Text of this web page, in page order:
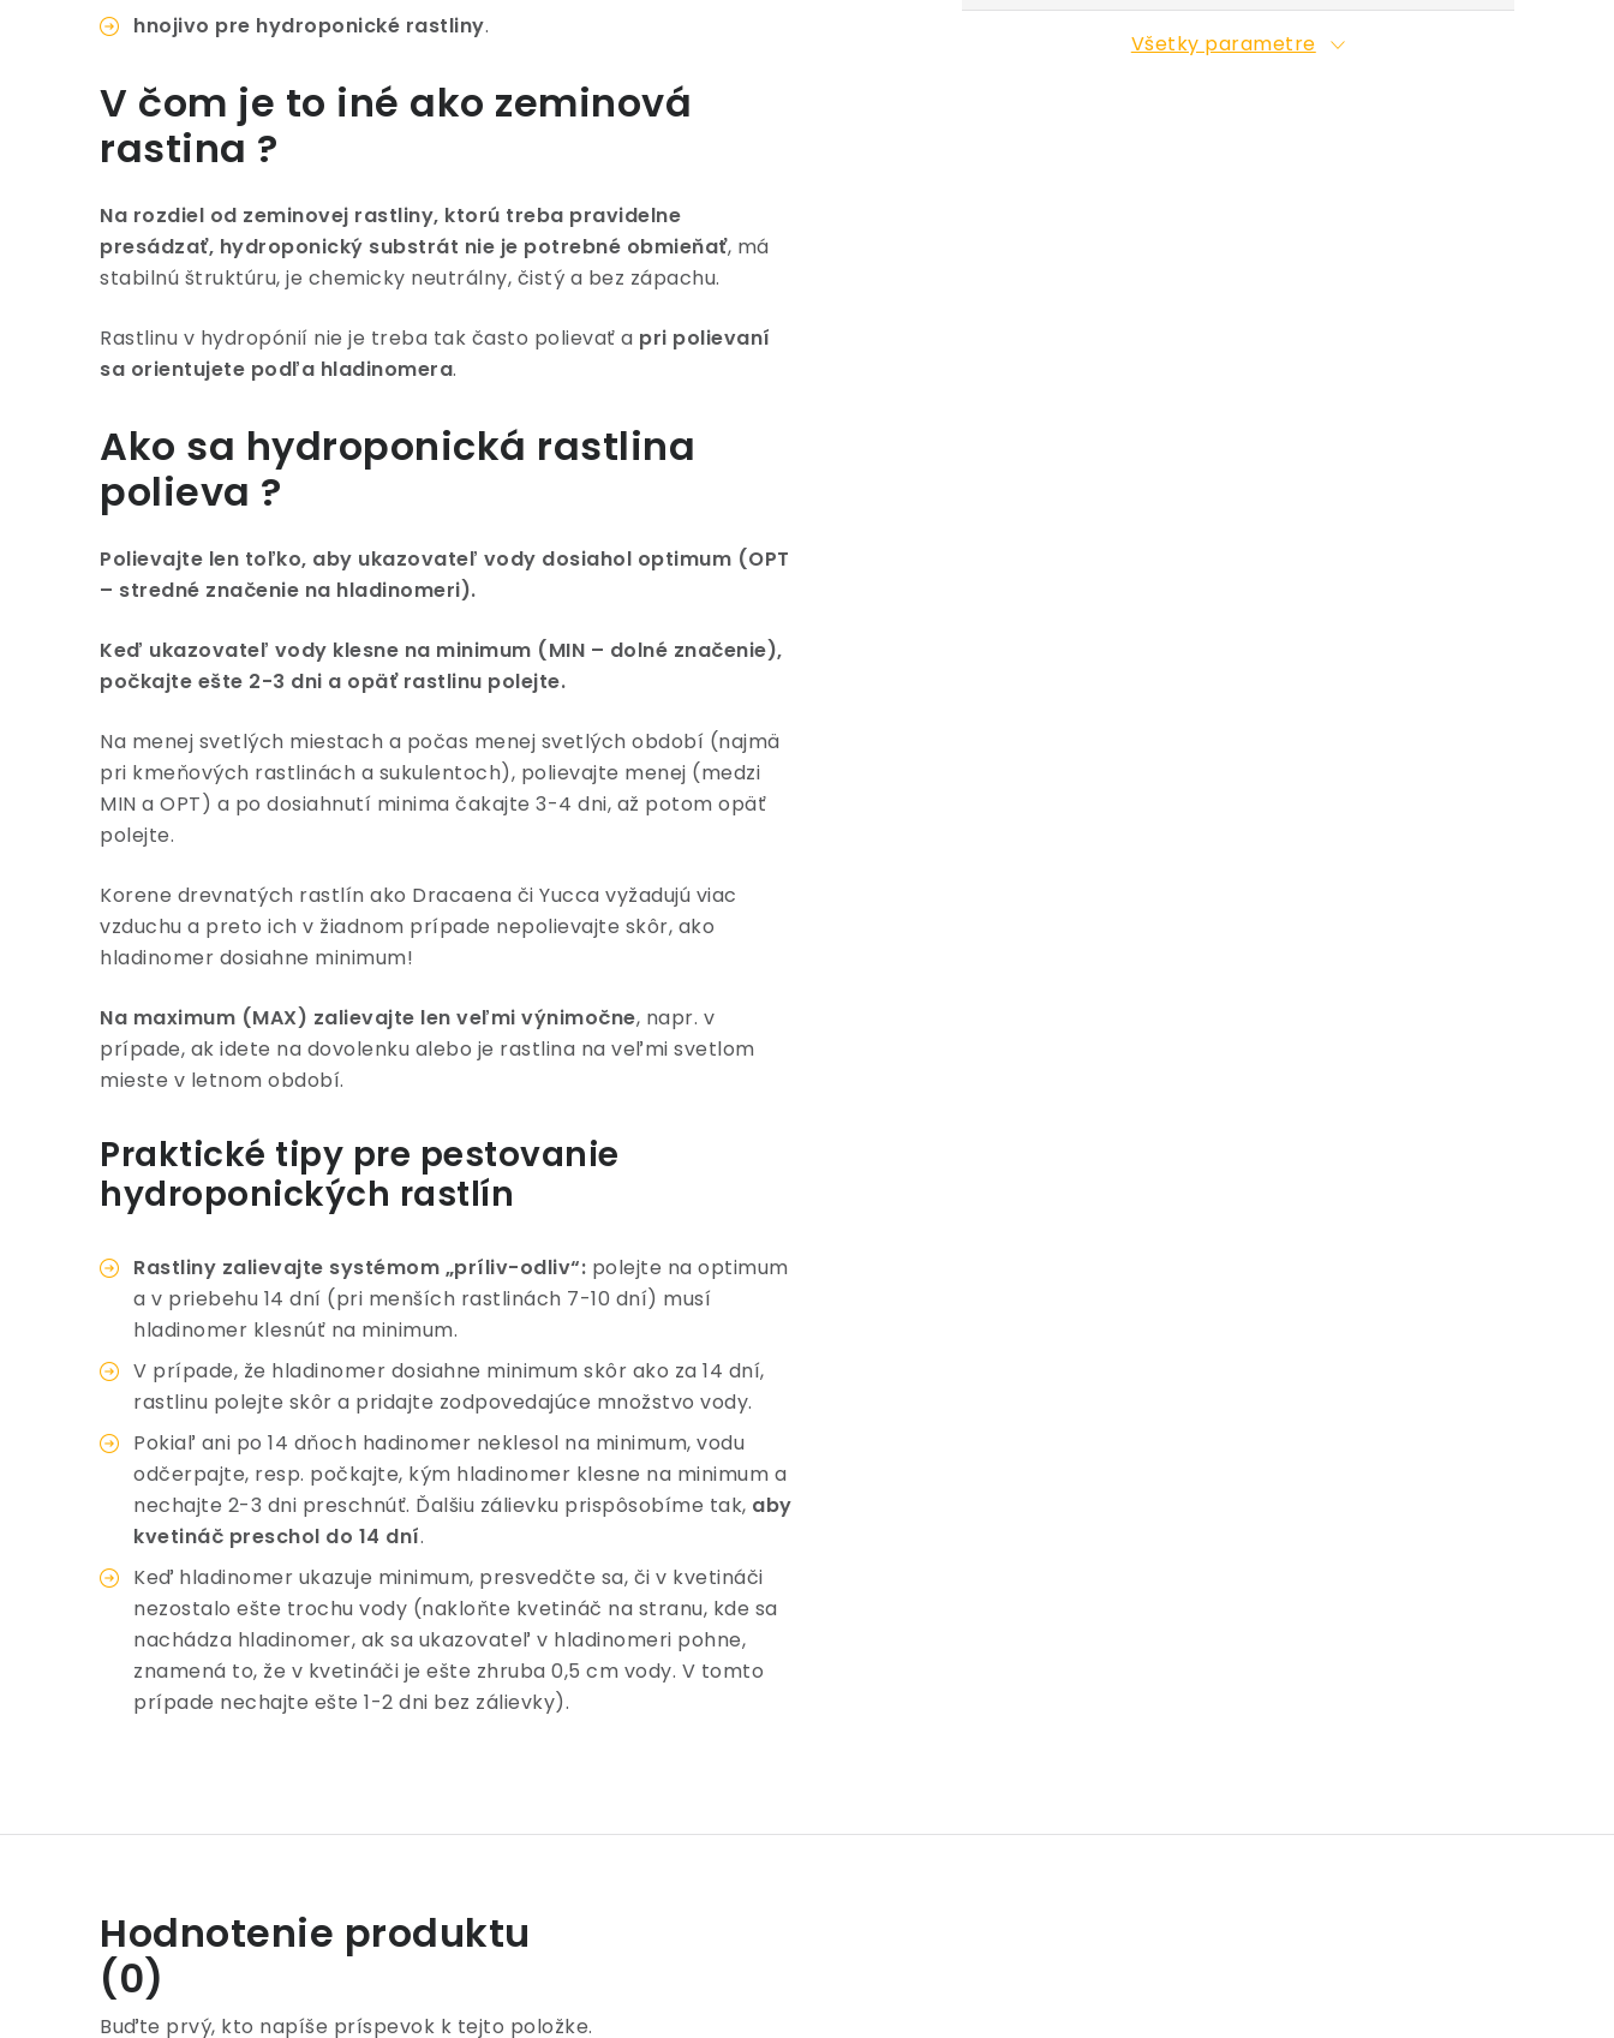
hnojivo pre hydroponické rastliny.
V čom je to iné ako zeminová
rastina ?
Na rozdiel od zeminovej rastliny, ktorú treba pravidelne
presádzať, hydroponický substrát nie je potrebné obmieňať, má
stabilnú štruktúru, je chemicky neutrálny, čistý a bez zápachu.
Rastlinu v hydropónií nie je treba tak často polievať a pri polievaní
sa orientujete podľa hladinomera.
Ako sa hydroponická rastlina
polieva ?
Polievajte len toľko, aby ukazovateľ vody dosiahol optimum (OPT
– stredné značenie na hladinomeri).
Keď ukazovateľ vody klesne na minimum (MIN – dolné značenie),
počkajte ešte 2-3 dni a opäť rastlinu polejte.
Na menej svetlých miestach a počas menej svetlých období (najmä
pri kmeňových rastlinách a sukulentoch), polievajte menej (medzi
MIN a OPT) a po dosiahnutí minima čakajte 3-4 dni, až potom opäť
polejte.
Korene drevnatých rastlín ako Dracaena či Yucca vyžadujú viac
vzduchu a preto ich v žiadnom prípade nepolievajte skôr, ako
hladinomer dosiahne minimum!
Na maximum (MAX) zalievajte len veľmi výnimočne, napr. v
prípade, ak idete na dovolenku alebo je rastlina na veľmi svetlom
mieste v letnom období.
Praktické tipy pre pestovanie
hydroponických rastlín
Rastliny zalievajte systémom „príliv-odliv“: polejte na optimum
a v priebehu 14 dní (pri menších rastlinách 7-10 dní) musí
hladinomer klesnúť na minimum.
V prípade, že hladinomer dosiahne minimum skôr ako za 14 dní,
rastlinu polejte skôr a pridajte zodpovedajúce množstvo vody.
Pokiaľ ani po 14 dňoch hadinomer neklesol na minimum, vodu
odčerpajte, resp. počkajte, kým hladinomer klesne na minimum a
nechajte 2-3 dni preschnúť. Ďalšiu zálievku prispôsobíme tak, aby
kvetináč preschol do 14 dní.
Keď hladinomer ukazuje minimum, presvedčte sa, či v kvetináči
nezostalo ešte trochu vody (nakloňte kvetináč na stranu, kde sa
nachádza hladinomer, ak sa ukazovateľ v hladinomeri pohne,
znamená to, že v kvetináči je ešte zhruba 0,5 cm vody. V tomto
prípade nechajte ešte 1-2 dni bez zálievky).
Všetky parametre
Hodnotenie produktu
(0)
Buďte prvý, kto napíše príspevok k tejto položke.